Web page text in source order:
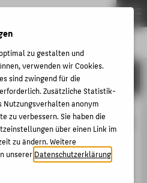
Berlin
Positive Process
the Digital
Nr. 4"
zu gestalten und
verwenden wir Cookies.
sind zwingend für die
Zusätzliche Statistik-
Nutzungsverhalten anonym
zu verbessern. Sie haben die
über einen Link im
zu ändern. Weitere
unsererDatenschutzerklärung